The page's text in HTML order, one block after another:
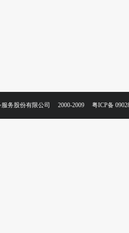
服务股份有限公司 2000-2009 粤ICP备